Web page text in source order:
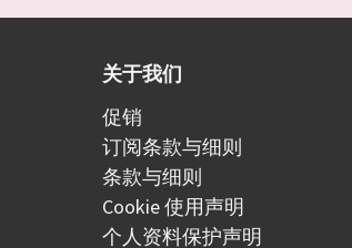
关于我们
促销
订阅条款与细则
条款与细则
Cookie 使用声明
个人资料保护声明